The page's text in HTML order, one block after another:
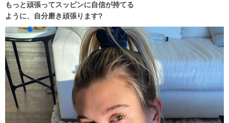
もっと頑張ってスッピンに自信が持てる
ように、自分磨き頑張ります?